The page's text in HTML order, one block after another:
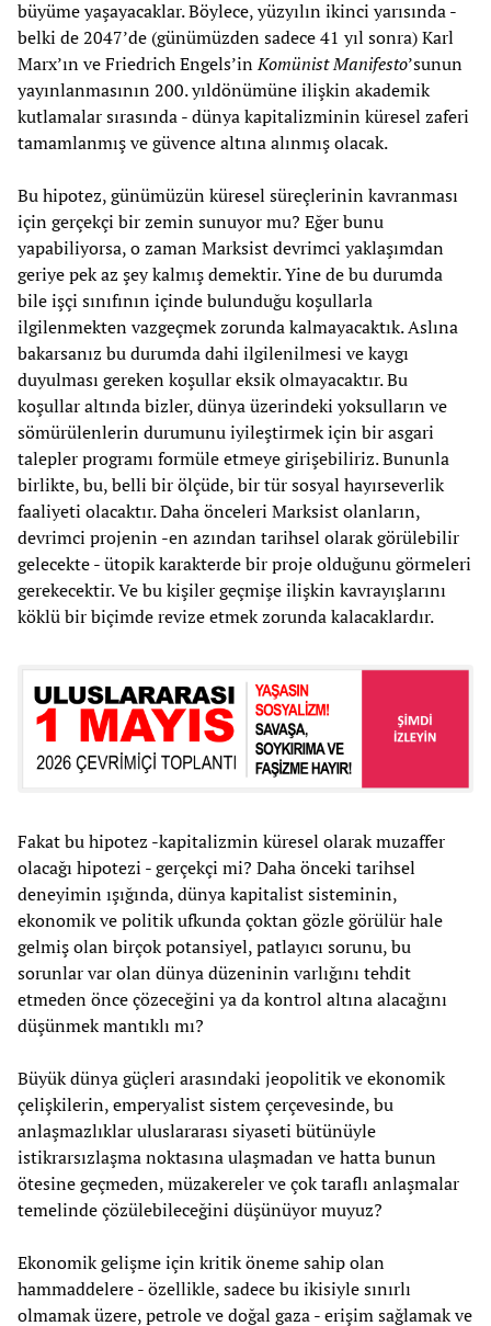
büyüme yaşayacaklar. Böylece, yüzyılın ikinci yarısında -
belki de 2047’de (günümüzden sadece 41 yıl sonra) Karl
Marx’ın ve Friedrich Engels’inKomünist Manifesto’sunun
yayınlanmasının 200. yıldönümüne ilişkin akademik
kutlamalar sırasında - dünya kapitalizminin küresel zaferi
tamamlanmış ve güvence altına alınmış olacak.
Bu hipotez, günümüzün küresel süreçlerinin kavranması
için gerçekçi bir zemin sunuyor mu? Eğer bunu
yapabiliyorsa, o zaman Marksist devrimci yaklaşımdan
geriye pek az şey kalmış demektir. Yine de bu durumda
bile işçi sınıfının içinde bulunduğu koşullarla
ilgilenmekten vazgeçmek zorunda kalmayacaktık. Aslına
bakarsanız bu durumda dahi ilgilenilmesi ve kaygı
duyulması gereken koşullar eksik olmayacaktır. Bu
koşullar altında bizler, dünya üzerindeki yoksulların ve
sömürülenlerin durumunu iyileştirmek için bir asgari
talepler programı formüle etmeye girişebiliriz. Bununla
birlikte, bu, belli bir ölçüde, bir tür sosyal hayırseverlik
faaliyeti olacaktır. Daha önceleri Marksist olanların,
devrimci projenin -en azından tarihsel olarak görülebilir
gelecekte - ütopik karakterde bir proje olduğunu görmeleri
gerekecektir. Ve bu kişiler geçmişe ilişkin kavrayışlarını
köklü bir biçimde revize etmek zorunda kalacaklardır.
Fakat bu hipotez -kapitalizmin küresel olarak muzaffer
olacağı hipotezi - gerçekçi mi? Daha önceki tarihsel
deneyimin ışığında, dünya kapitalist sisteminin,
ekonomik ve politik ufkunda çoktan gözle görülür hale
gelmiş olan birçok potansiyel, patlayıcı sorunu, bu
sorunlar var olan dünya düzeninin varlığını tehdit
etmeden önce çözeceğini ya da kontrol altına alacağını
düşünmek mantıklı mı?
Büyük dünya güçleri arasındaki jeopolitik ve ekonomik
çelişkilerin, emperyalist sistem çerçevesinde, bu
anlaşmazlıklar uluslararası siyaseti bütünüyle
istikrarsızlaşma noktasına ulaşmadan ve hatta bunun
ötesine geçmeden, müzakereler ve çok taraflı anlaşmalar
temelinde çözülebileceğini düşünüyor muyuz?
Ekonomik gelişme için kritik öneme sahip olan
hammaddelere - özellikle, sadece bu ikisiyle sınırlı
olmamak üzere, petrole ve doğal gaza - erişim sağlamak ve